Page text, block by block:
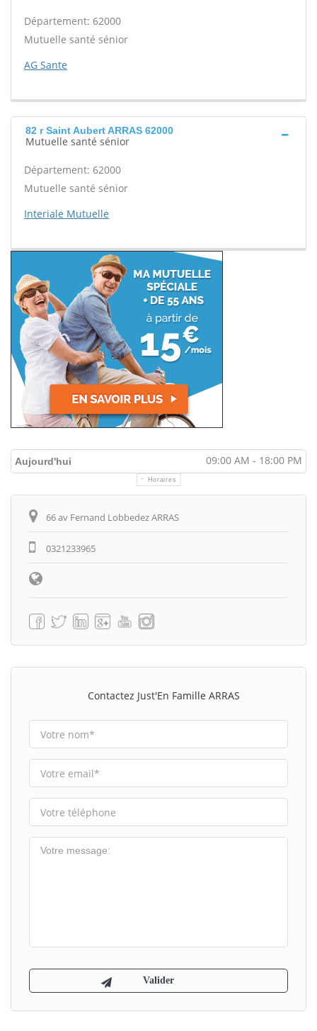
Département: 62000
Mutuelle santé sénior
AG Sante
82 r Saint Aubert ARRAS 62000
Mutuelle santé sénior
Département: 62000
Mutuelle santé sénior
Interiale Mutuelle
Aujourd'hui 09:00 AM - 18:00 PM
Horaires
66 av Fernand Lobbedez ARRAS
0321233965
Contactez Just'En Famille ARRAS